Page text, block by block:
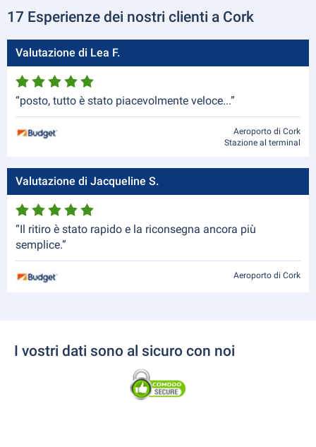
17 Esperienze dei nostri clienti a Cork
Valutazione di Lea F.
“posto, tutto è stato piacevolmente veloce...”
Aeroporto di Cork
Stazione al terminal
Valutazione di Jacqueline S.
“Il ritiro è stato rapido e la riconsegna ancora più
semplice.”
Aeroporto di Cork
I vostri dati sono al sicuro con noi